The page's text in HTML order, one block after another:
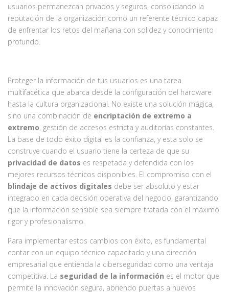
usuarios permanezcan privados y seguros, consolidando la
reputación de la organización como un referente técnico capaz
de enfrentar los retos del mañana con solidez y conocimiento
profundo.
Proteger la información de tus usuarios es una tarea
multifacética que abarca desde la configuración del hardware
hasta la cultura organizacional. No existe una solución mágica,
sino una combinación de encriptación de extremo a
extremo, gestión de accesos estricta y auditorías constantes.
La base de todo éxito digital es la confianza, y esta solo se
construye cuando el usuario tiene la certeza de que su
privacidad de datos es respetada y defendida con los
mejores recursos técnicos disponibles. El compromiso con el
blindaje de activos digitales debe ser absoluto y estar
integrado en cada decisión operativa del negocio, garantizando
que la información sensible sea siempre tratada con el máximo
rigor y profesionalismo.
Para implementar estos cambios con éxito, es fundamental
contar con un equipo técnico capacitado y una dirección
empresarial que entienda la ciberseguridad como una ventaja
competitiva. La seguridad de la información es el motor que
permite la innovación segura, abriendo puertas a nuevos